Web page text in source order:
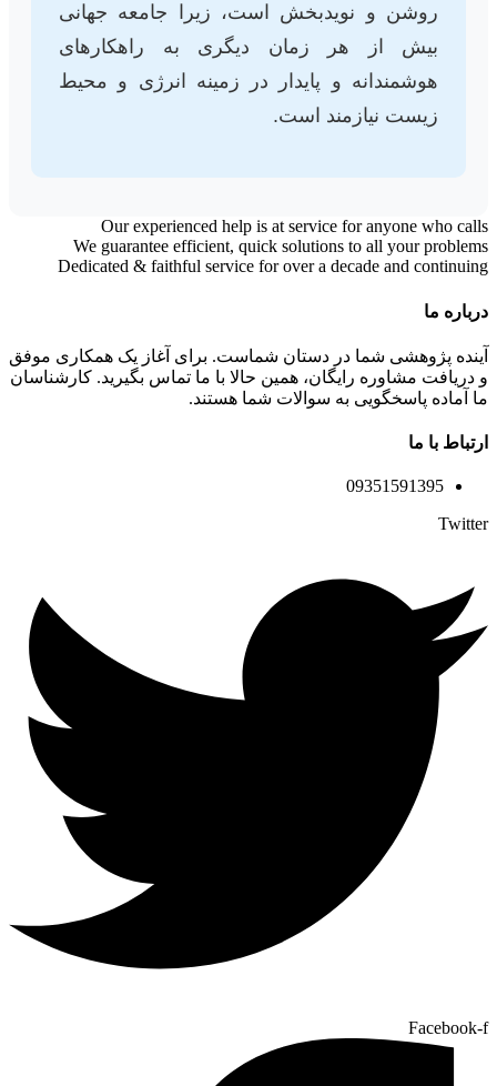
روشن و نویدبخش است، زیرا جامعه جهانی
بیش از هر زمان دیگری به راهکارهای
هوشمندانه و پایدار در زمینه انرژی و محیط
زیست نیازمند است.
Our experienced help is at service for anyone who calls
We guarantee efficient, quick solutions to all your problems
Dedicated & faithful service for over a decade and continuing
درباره ما
آینده پژوهشی شما در دستان شماست. برای آغاز یک همکاری موفق
و دریافت مشاوره رایگان، همین حالا با ما تماس بگیرید. کارشناسان
ما آماده پاسخگویی به سوالات شما هستند.
ارتباط با ما
09351591395
Twitter
Facebook-f